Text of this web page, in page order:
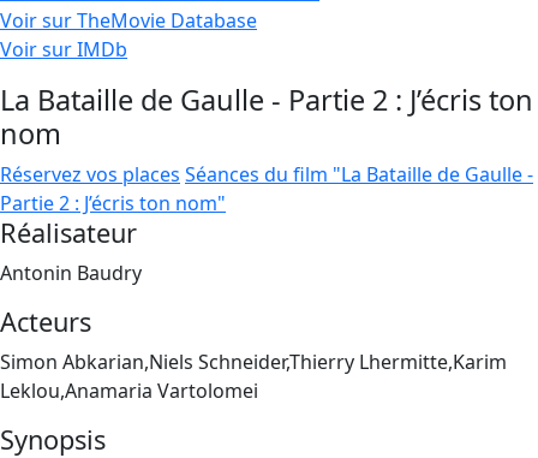
Voir sur TheMovie Database
Voir sur IMDb
La Bataille de Gaulle - Partie 2 : J’écris ton
nom
Réservez vos places Séances du film "La Bataille de Gaulle -
Partie 2 : J’écris ton nom"
Réalisateur
Antonin Baudry
Acteurs
Simon Abkarian,Niels Schneider,Thierry Lhermitte,Karim
Leklou,Anamaria Vartolomei
Synopsis